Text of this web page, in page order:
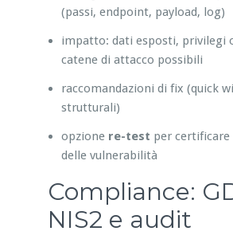
(passi, endpoint, payload, log)
impatto: dati esposti, privilegi
catene di attacco possibili
raccomandazioni di fix (quick
strutturali)
opzione re-test per certificare
delle vulnerabilità
Compliance:
NIS2 e audit